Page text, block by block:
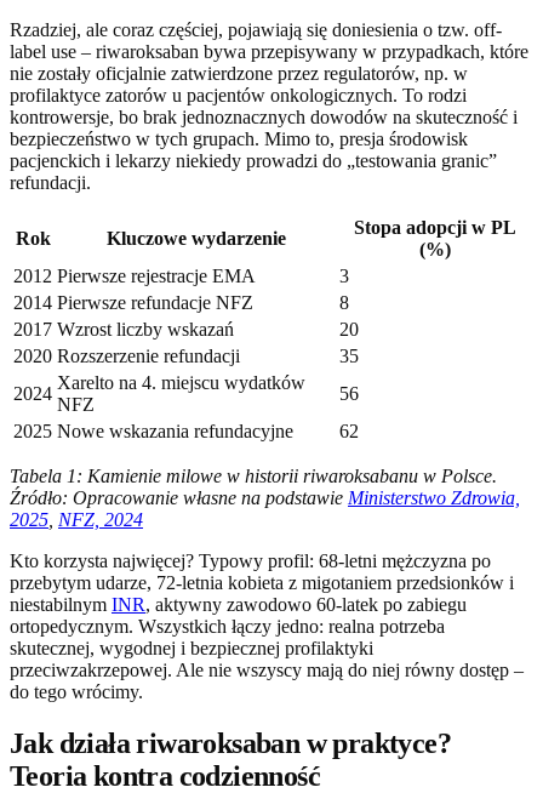
Rzadziej, ale coraz częściej, pojawiają się doniesienia o tzw. off-
label use – riwaroksaban bywa przepisywany w przypadkach, które
nie zostały oficjalnie zatwierdzone przez regulatorów, np. w
profilaktyce zatorów u pacjentów onkologicznych. To rodzi
kontrowersje, bo brak jednoznacznych dowodów na skuteczność i
bezpieczeństwo w tych grupach. Mimo to, presja środowisk
pacjenckich i lekarzy niekiedy prowadzi do „testowania granic”
refundacji.
Rok Kluczowe wydarzenie
Stopa adopcji w PL
(%)
2012 Pierwsze rejestracje EMA
3
2014 Pierwsze refundacje NFZ
8
2017 Wzrost liczby wskazań
20
2020 Rozszerzenie refundacji
35
2024
Xarelto na 4. miejscu wydatków
NFZ
56
2025 Nowe wskazania refundacyjne 62
Tabela 1: Kamienie milowe w historii riwaroksabanu w Polsce.
Źródło: Opracowanie własne na podstawie Ministerstwo Zdrowia,
2025 NFZ, 2024
Kto korzysta najwięcej? Typowy profil: 68-letni mężczyzna po
przebytym udarze, 72-letnia kobieta z migotaniem przedsionków i
niestabilnym INR, aktywny zawodowo 60-latek po zabiegu
ortopedycznym. Wszystkich łączy jedno: realna potrzeba
skutecznej, wygodnej i bezpiecznej profilaktyki
przeciwzakrzepowej. Ale nie wszyscy mają do niej równy dostęp –
do tego wrócimy.
Jak działa riwaroksaban w praktyce?
Teoria kontra codzienność